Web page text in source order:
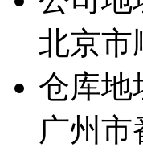
北京市
仓库地
广州市